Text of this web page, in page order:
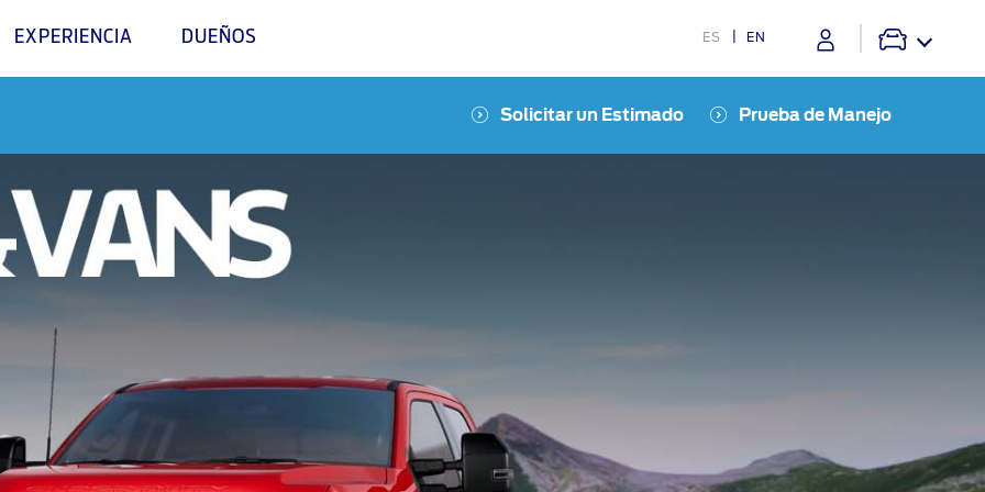
EXPERIENCIA DUEÑOS ES EN
Solicitar un Estimado Prueba de Manejo